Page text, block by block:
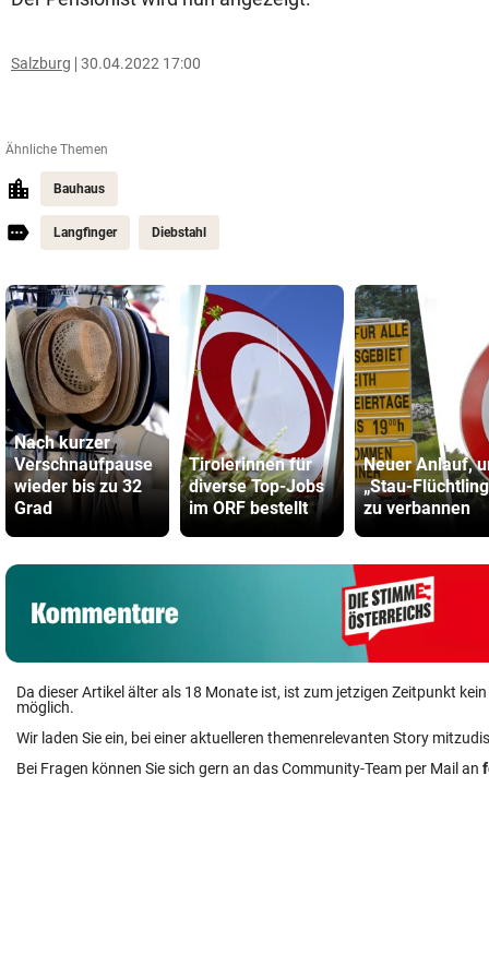
Salzburg 30.04.2022 17:00
Ähnliche Themen
Bauhaus
Langfinger Diebstahl
Nach kurzer
Verschnaufpause
wieder bis zu 32
Grad
Tirolerinnen für
diverse Top-Jobs
im ORF bestellt
Neuer Anlauf,
„Stau-
zu verbannen
Da dieser Artikel älter als 18 Monate ist, ist zum jetzigen Zeitpunkt
möglich.
Wir laden Sie ein, bei einer aktuelleren themenrelevanten Story
Bei Fragen können Sie sich gern an das Community-Team per Mail an